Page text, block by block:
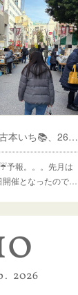
3月の浦和宿古本いち📚、26日(木)～29(日)開催予定
予報。。。先月は
催となったので…
2026